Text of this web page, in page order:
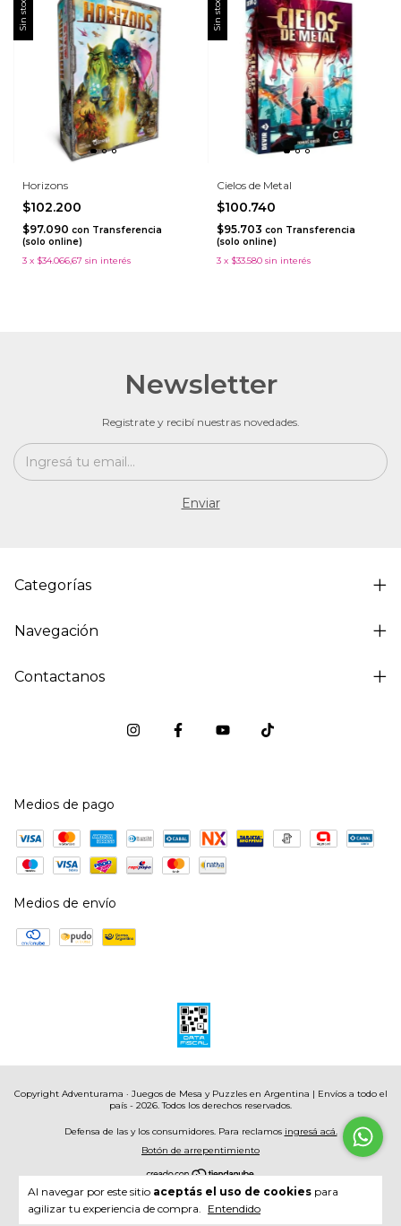
Al navegar por este sitio aceptás el uso de cookies para
agilizar tu experiencia de compra. Entendido
Sin stock
Horizons
$102.200
$97.090 con Transferencia
(solo online)
3 x $34.066,67 sin interés
Sin stock
Cielos de Metal
$100.740
$95.703 con Transferencia
(solo online)
3 x $33.580 sin interés
Newsletter
Registrate y recibí nuestras novedades.
Categorías
Navegación
Contactanos
Medios de pago
Medios de envío
Copyright Adventurama · Juegos de Mesa y Puzzles en Argentina | Envíos a todo el
país - 2026. Todos los derechos reservados.
Defensa de las y los consumidores. Para reclamos ingresá acá.
Botón de arrepentimiento